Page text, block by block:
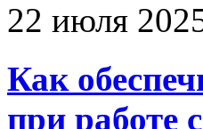
22 июля
Как
при работе